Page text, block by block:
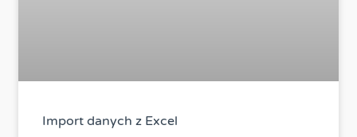
Import danych z Excel